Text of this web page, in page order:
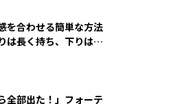
を合わせる簡単な方法
長く持ち、下りは短
全部出た！」フォーテ